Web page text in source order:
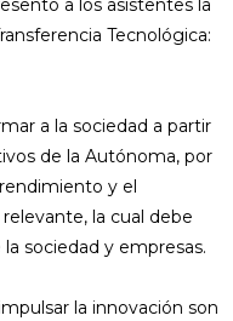
a los asistentes la
Tecnológica:
a la sociedad a partir
de la Autónoma, por
y el
la cual debe
sociedad y empresas.
la innovación son